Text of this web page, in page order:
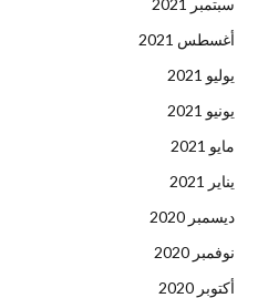
أغسطس 2021
يوليو 2021
يونيو 2021
مايو 2021
يناير 2021
ديسمبر 2020
نوفمبر 2020
أكتوبر 2020